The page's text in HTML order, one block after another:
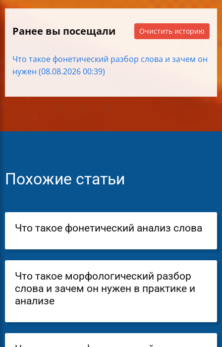
Ранее вы посещали Очистить историю
Что такое фонетический разбор слова и зачем он
нужен (08.08.2026 00:39)
Похожие статьи
Что такое фонетический анализ слова
Что такое морфологический разбор
слова и зачем он нужен в практике и
анализе